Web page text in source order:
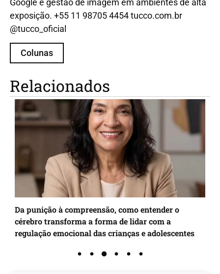
Google e gestão de imagem em ambientes de alta
exposição. +55 11 98705 4454 tucco.com.br
@tucco_oficial
Colunas
Relacionados
Da punição à compreensão, como entender o
cérebro transforma a forma de lidar com a
regulação emocional das crianças e adolescentes